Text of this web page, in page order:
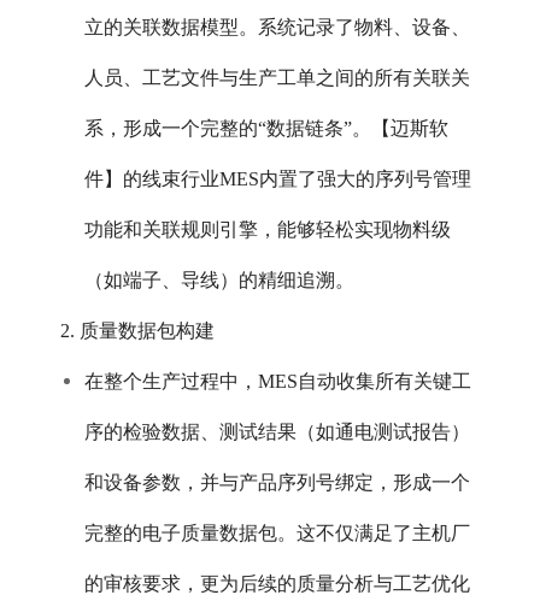
立的关联数据模型。系统记录了物料、设备、
人员、工艺文件与生产工单之间的所有关联关
系，形成一个完整的“数据链条”。【迈斯软
件】的线束行业MES内置了强大的序列号管理
功能和关联规则引擎，能够轻松实现物料级
（如端子、导线）的精细追溯。
2. 质量数据包构建
在整个生产过程中，MES自动收集所有关键工
序的检验数据、测试结果（如通电测试报告）
和设备参数，并与产品序列号绑定，形成一个
完整的电子质量数据包。这不仅满足了主机厂
的审核要求，更为后续的质量分析与工艺优化